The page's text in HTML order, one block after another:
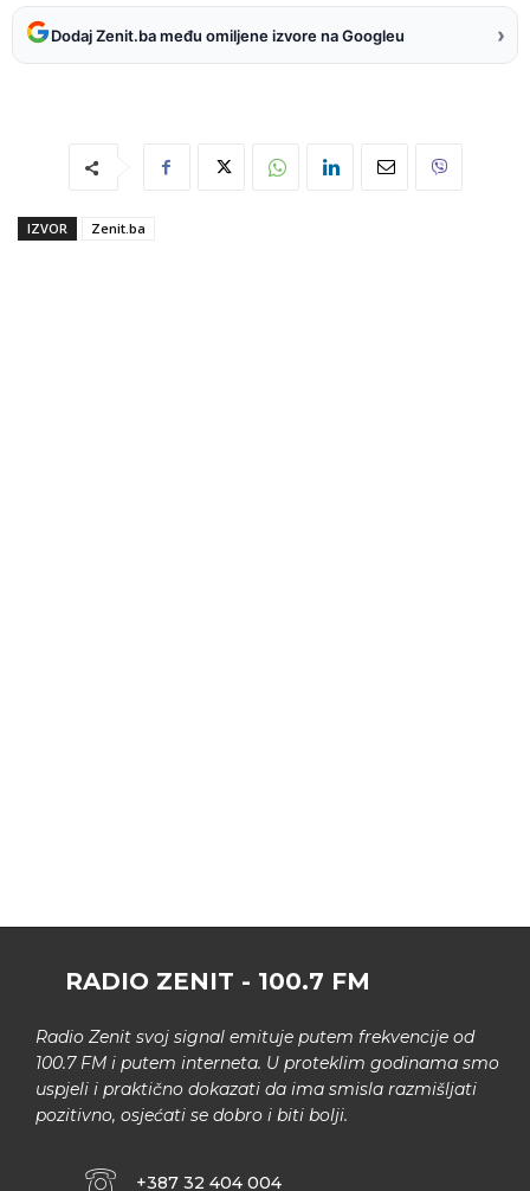
Dodaj Zenit.ba među omiljene izvore na Googleu ›
IZVOR Zenit.ba
RADIO ZENIT - 100.7 FM
Radio Zenit svoj signal emituje putem frekvencije od
100.7 FM i putem interneta. U proteklim godinama smo
uspjeli i praktično dokazati da ima smisla razmišljati
pozitivno, osjećati se dobro i biti bolji.
+387 32 404 004